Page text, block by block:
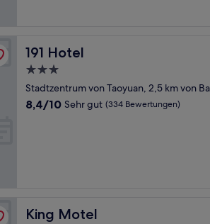
191 Hotel
191 Hotel
3.0-
Sterne-
Unterkunft
Stadtzentrum von Taoyuan, 2,5 km von
8.4
8,4/10 Sehr gut (334 Bewertungen)
King Motel
King Motel